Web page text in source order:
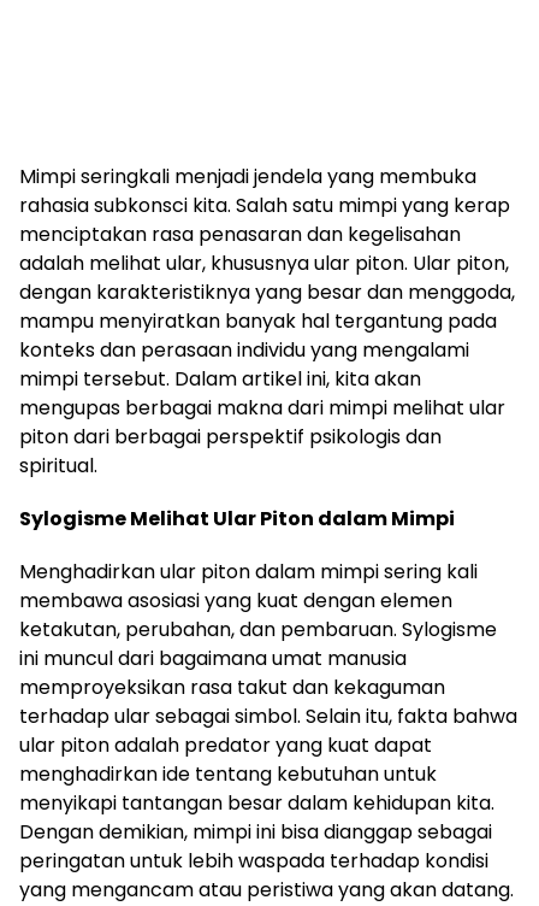
Mimpi seringkali menjadi jendela yang membuka
rahasia subkonsci kita. Salah satu mimpi yang kerap
menciptakan rasa penasaran dan kegelisahan
adalah melihat ular, khususnya ular piton. Ular piton,
dengan karakteristiknya yang besar dan menggoda,
mampu menyiratkan banyak hal tergantung pada
konteks dan perasaan individu yang mengalami
mimpi tersebut. Dalam artikel ini, kita akan
mengupas berbagai makna dari mimpi melihat ular
piton dari berbagai perspektif psikologis dan
spiritual.
Sylogisme Melihat Ular Piton dalam Mimpi
Menghadirkan ular piton dalam mimpi sering kali
membawa asosiasi yang kuat dengan elemen
ketakutan, perubahan, dan pembaruan. Sylogisme
ini muncul dari bagaimana umat manusia
memproyeksikan rasa takut dan kekaguman
terhadap ular sebagai simbol. Selain itu, fakta bahwa
ular piton adalah predator yang kuat dapat
menghadirkan ide tentang kebutuhan untuk
menyikapi tantangan besar dalam kehidupan kita.
Dengan demikian, mimpi ini bisa dianggap sebagai
peringatan untuk lebih waspada terhadap kondisi
yang mengancam atau peristiwa yang akan datang.